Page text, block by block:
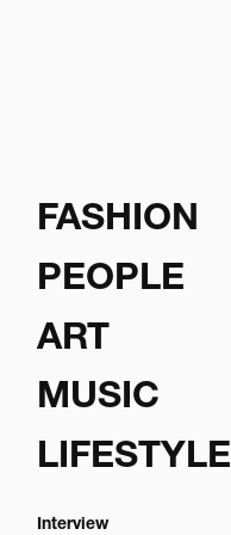
FASHION
PEOPLE
ART
MUSIC
LIFESTYLE
Interview